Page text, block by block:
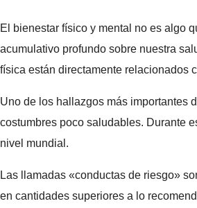
El bienestar físico y mental no es algo
acumulativo profundo sobre nuestra
física están directamente relacionados
Uno de los hallazgos más importantes
costumbres poco saludables. Durante
nivel mundial.
Las llamadas «conductas de riesgo»
en cantidades superiores a lo